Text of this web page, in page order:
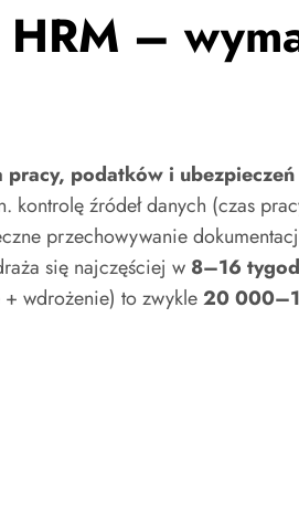
–
pracy, podatków i
kontrolę źródeł danych (czas
przechowywanie
się najczęściej w 8–16
wdrożenie) to zwykle20